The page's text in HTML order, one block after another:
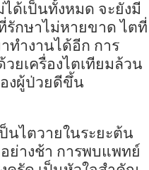
ด้เป็นทั้งหมด จะยังมี
รักษาไม่หายขาด ไตที่
ทำงานได้อีก การ
ยเครื่องไตเทียมล้วน
องผู้ป่วยดีขึ้น
นไตวายในระยะต้น
ย่างช้า การพบแพทย์